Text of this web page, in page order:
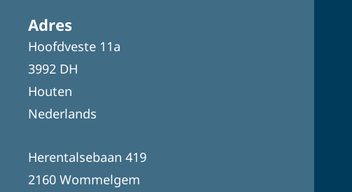
Adres
Hoofdveste 11a
3992 DH
Houten
Nederlands
Herentalsebaan 419
2160 Wommelgem